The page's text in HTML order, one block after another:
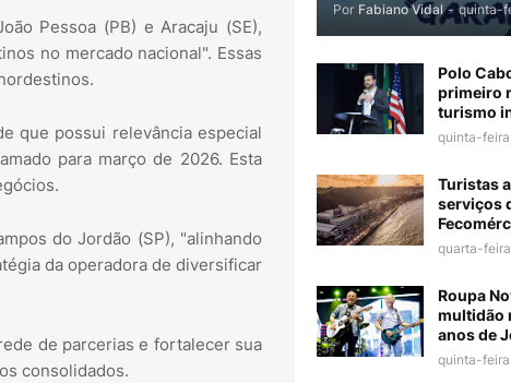
Pessoa (PB) e Aracaju (SE),
no mercado nacional". Essas
que possui relevância especial
para março de 2026. Esta
do Jordão (SP), "alinhando
da operadora de diversificar
de parcerias e fortalecer sua
consolidados.
Por Fabiano Vidal - quinta-
Polo
primeiro
turismo
quinta-
Turistas
serviços
quarta-
Roupa
multidão
anos de
quinta-